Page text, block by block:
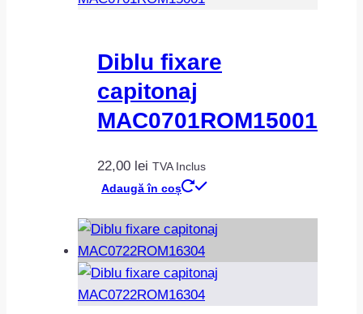
Diblu fixare
capitonaj
MAC0701ROM15001
22,00 lei TVA Inclus
Adaugă în coș